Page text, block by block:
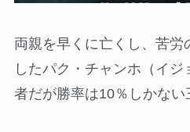
両親を早くに亡くし、苦労
したパク・チャンホ（イ
者だが勝率は10％しかない